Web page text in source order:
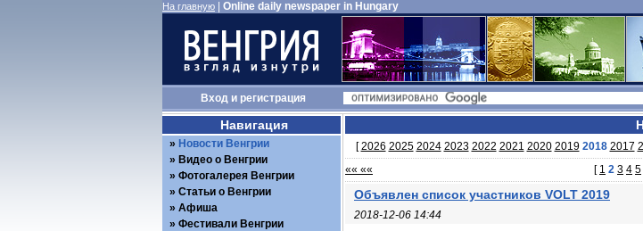
На главную Online daily newspaper in Hungary
Входи регистрация
[2026 2025 2024 2023 2022 2021 2020 2019 2018 2017
«« ««
[ 1 2 3 4 5
Объявлен список участников VOLT 2019
2018-12-06 14:44
Навигация
Новости Венгрии
Видео о Венгрии
Фотогалерея Венгрии
Статьи о Венгрии
Афиша
Фестивали Венгрии